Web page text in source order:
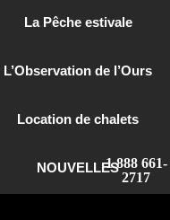
La Pêche estivale
L’Observation de l’Ours
Location de chalets
NOUVELLES1 888 661-
2717